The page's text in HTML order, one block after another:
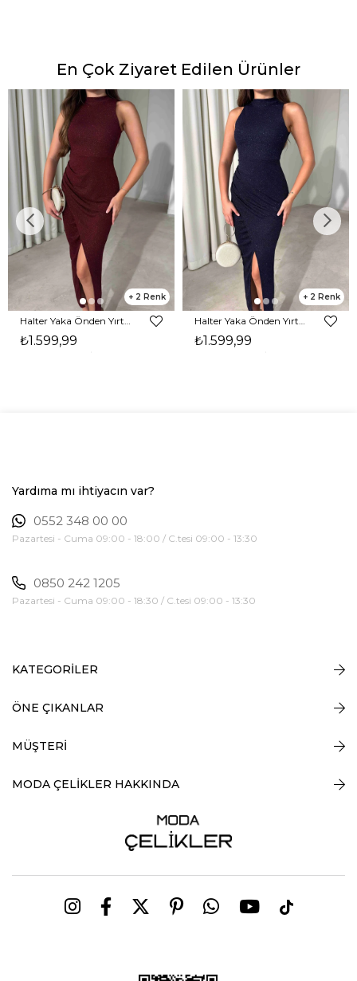
En Çok Ziyaret Edilen Ürünler
2
₺1.599,99
2
₺1.599,99
Yardıma mı ihtiyacın var?
0552 348 00 00
Pazartesi - Cuma 09:00 - 18:00 / C.tesi 09:00 - 13:30
0850 242 1205
Pazartesi - Cuma 09:00 - 18:30 / C.tesi 09:00 - 13:30
KATEGORİLER
ÖNE ÇIKANLAR
MÜŞTERİ
MODA ÇELİKLER HAKKINDA